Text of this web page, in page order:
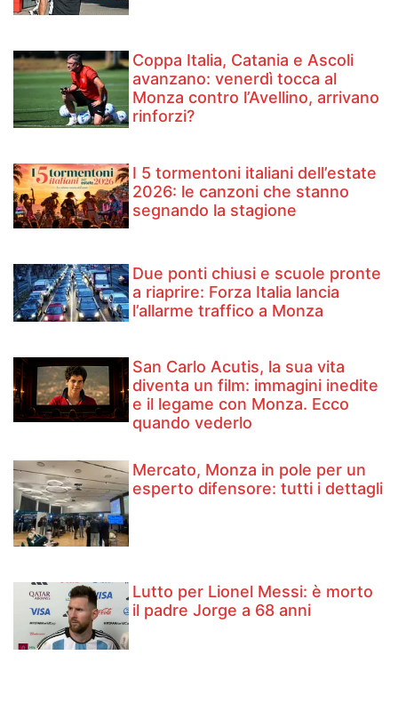
Coppa Italia, Catania e Ascoli
avanzano: venerdì tocca al
Monza contro l’Avellino, arrivano
rinforzi?
I 5 tormentoni italiani dell’estate
2026: le canzoni che stanno
segnando la stagione
Due ponti chiusi e scuole pronte
a riaprire: Forza Italia lancia
l’allarme traffico a Monza
San Carlo Acutis, la sua vita
diventa un film: immagini inedite
e il legame con Monza. Ecco
quando vederlo
Mercato, Monza in pole per un
esperto difensore: tutti i dettagli
Lutto per Lionel Messi: è morto
il padre Jorge a 68 anni